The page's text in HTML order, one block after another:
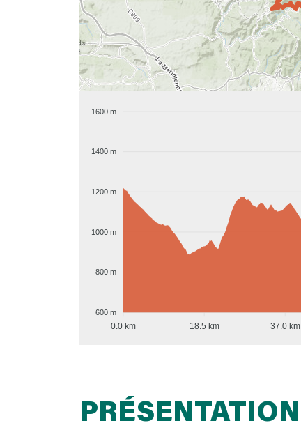
1600 m
1400 m
1200 m
1000 m
800 m
600 m
0.0 km 18.5 km 37.0 km
PRÉSENTATION